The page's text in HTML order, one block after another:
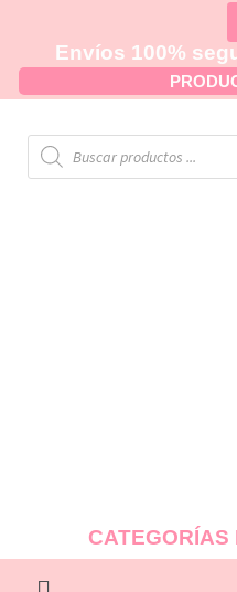
Envíos 100%
CATEGORÍAS